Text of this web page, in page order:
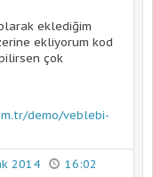
eklediğim
ekliyorum kod
çok
demo/veblebi-
2014
16:02